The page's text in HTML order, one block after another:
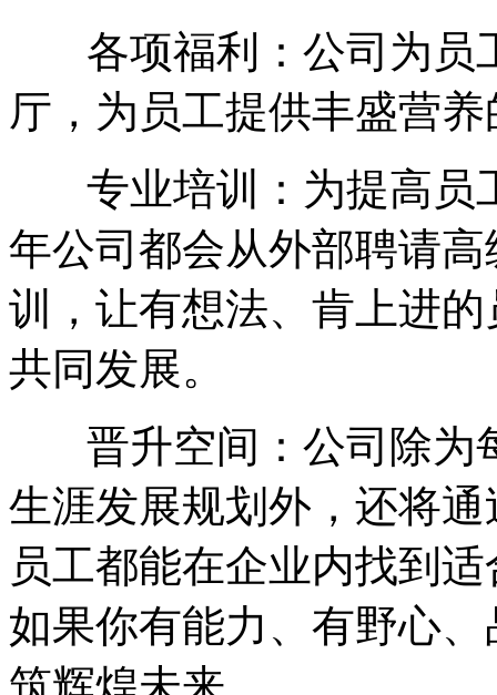
各项福利：公司为员
厅，为员工提供丰盛营
专业培训：为提高员
年公司都会从外部聘请
训，让有想法、肯上进
共同发展。
晋升空间：公司除为
生涯发展规划外，还将
员工都能在企业内找到
如果你有能力、有野心